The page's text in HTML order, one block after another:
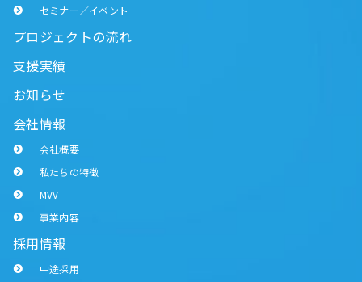
セミナー／イベント
プロジェクトの流れ
支援実績
お知らせ
会社情報
会社概要
私たちの特徴
MVV
事業内容
採用情報
中途採用